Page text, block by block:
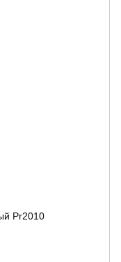
Pr2010